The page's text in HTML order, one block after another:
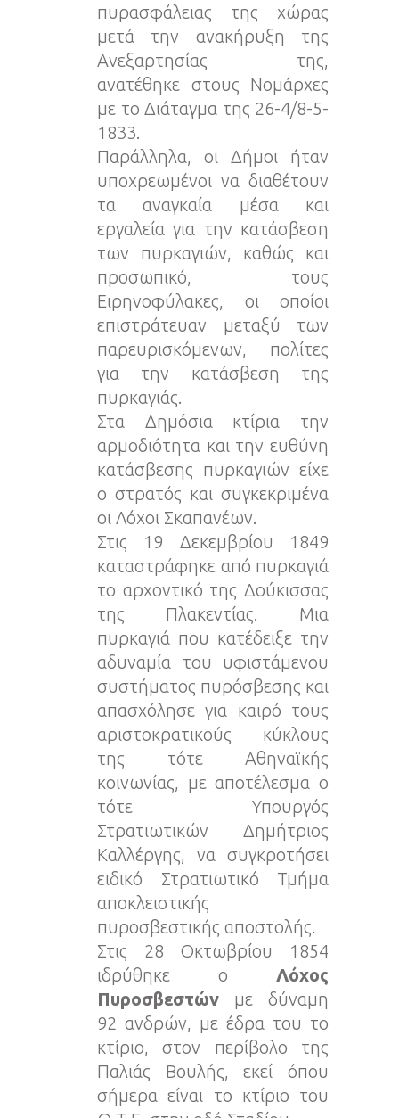
πυρασφάλειας της χώρας
μετά την ανακήρυξη της
Ανεξαρτησίας της,
ανατέθηκε στους Νομάρχες
με το Διάταγμα της 26-4/8-5-
1833.
Παράλληλα, οι Δήμοι ήταν
υποχρεωμένοι να διαθέτουν
τα αναγκαία μέσα και
εργαλεία για την κατάσβεση
των πυρκαγιών, καθώς και
προσωπικό, τους
Ειρηνοφύλακες, οι οποίοι
επιστράτευαν μεταξύ των
παρευρισκόμενων, πολίτες
για την κατάσβεση της
πυρκαγιάς.
Στα Δημόσια κτίρια την
αρμοδιότητα και την ευθύνη
κατάσβεσης πυρκαγιών είχε
ο στρατός και συγκεκριμένα
οι Λόχοι Σκαπανέων.
Στις 19 Δεκεμβρίου 1849
καταστράφηκε από πυρκαγιά
το αρχοντικό της Δούκισσας
της Πλακεντίας. Μια
πυρκαγιά που κατέδειξε την
αδυναμία του υφιστάμενου
συστήματος πυρόσβεσης και
απασχόλησε για καιρό τους
αριστοκρατικούς κύκλους
της τότε Αθηναϊκής
κοινωνίας, με αποτέλεσμα ο
τότε Υπουργός
Στρατιωτικών Δημήτριος
Καλλέργης, να συγκροτήσει
ειδικό Στρατιωτικό Τμήμα
αποκλειστικής
πυροσβεστικής αποστολής.
Στις 28 Οκτωβρίου 1854
ιδρύθηκε ο Λόχος
Πυροσβεστών με δύναμη
92 ανδρών, με έδρα του το
κτίριο, στον περίβολο της
Παλιάς Βουλής, εκεί όπου
σήμερα είναι το κτίριο του